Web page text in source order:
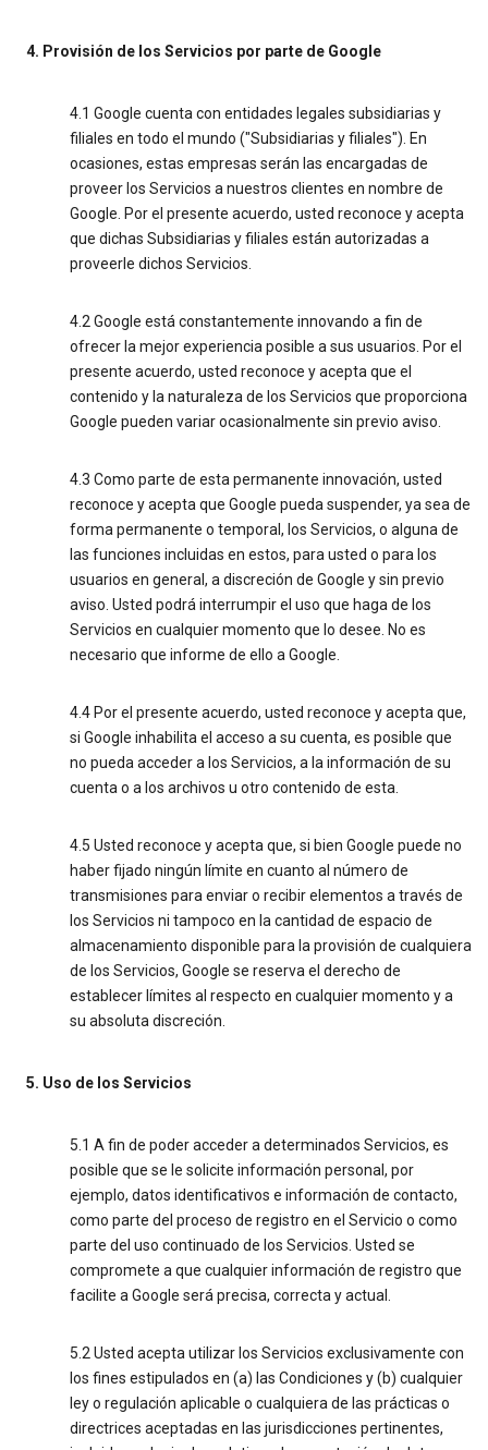
4. Provisión de los Servicios por parte de Google
4.1 Google cuenta con entidades legales subsidiarias y
filiales en todo el mundo ("Subsidiarias y filiales"). En
ocasiones, estas empresas serán las encargadas de
proveer los Servicios a nuestros clientes en nombre de
Google. Por el presente acuerdo, usted reconoce y acepta
que dichas Subsidiarias y filiales están autorizadas a
proveerle dichos Servicios.
4.2 Google está constantemente innovando a fin de
ofrecer la mejor experiencia posible a sus usuarios. Por el
presente acuerdo, usted reconoce y acepta que el
contenido y la naturaleza de los Servicios que proporciona
Google pueden variar ocasionalmente sin previo aviso.
4.3 Como parte de esta permanente innovación, usted
reconoce y acepta que Google pueda suspender, ya sea de
forma permanente o temporal, los Servicios, o alguna de
las funciones incluidas en estos, para usted o para los
usuarios en general, a discreción de Google y sin previo
aviso. Usted podrá interrumpir el uso que haga de los
Servicios en cualquier momento que lo desee. No es
necesario que informe de ello a Google.
4.4 Por el presente acuerdo, usted reconoce y acepta que,
si Google inhabilita el acceso a su cuenta, es posible que
no pueda acceder a los Servicios, a la información de su
cuenta o a los archivos u otro contenido de esta.
4.5 Usted reconoce y acepta que, si bien Google puede no
haber fijado ningún límite en cuanto al número de
transmisiones para enviar o recibir elementos a través de
los Servicios ni tampoco en la cantidad de espacio de
almacenamiento disponible para la provisión de cualquiera
de los Servicios, Google se reserva el derecho de
establecer límites al respecto en cualquier momento y a
su absoluta discreción.
5. Uso de los Servicios
5.1 A fin de poder acceder a determinados Servicios, es
posible que se le solicite información personal, por
ejemplo, datos identificativos e información de contacto,
como parte del proceso de registro en el Servicio o como
parte del uso continuado de los Servicios. Usted se
compromete a que cualquier información de registro que
facilite a Google será precisa, correcta y actual.
5.2 Usted acepta utilizar los Servicios exclusivamente con
los fines estipulados en (a) las Condiciones y (b) cualquier
ley o regulación aplicable o cualquiera de las prácticas o
directrices aceptadas en las jurisdicciones pertinentes,